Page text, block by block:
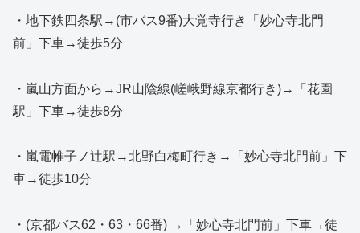
・地下鉄四条駅→(市バス9番)大覚寺行き「妙心寺北門
前」下車→徒歩5分
・嵐山方面から→JR山陰線(嵯峨野線京都行き)→「花園
駅」下車→徒歩8分
・嵐電帷子ノ辻駅→北野白梅町行き→「妙心寺北門前」下
車→徒歩10分
・(京都バス62・63・66番) →「妙心寺北門前」下車→徒